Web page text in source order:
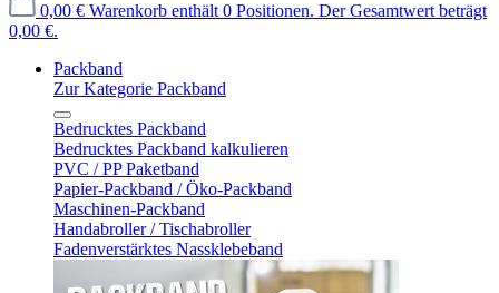
0,00 € Warenkorb enthält 0 Positionen. Der Gesamtwert beträgt
0,00 €.
Packband
Zur Kategorie Packband
Bedrucktes Packband
Bedrucktes Packband kalkulieren
PVC / PP Paketband
Papier-Packband / Öko-Packband
Maschinen-Packband
Handabroller / Tischabroller
Fadenverstärktes Nassklebeband